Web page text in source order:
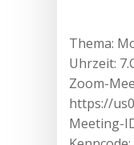
Thema:
Uhrzeit:
Zoom-
https://
Meeting-